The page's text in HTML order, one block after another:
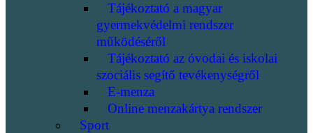
Tájékoztató a magyar
gyermekvédelmi rendszer
működéséről
Tájékoztató az óvodai és iskolai
szociális segítő tevékenységről
E-menza
Online menzakártya rendszer
Sport